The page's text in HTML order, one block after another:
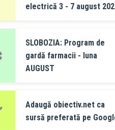
electrică 3 - 7 august
SLOBOZIA: Program de
gardă farmacii - luna
AUGUST
Adaugă obiectiv.net ca
sursă preferată pe